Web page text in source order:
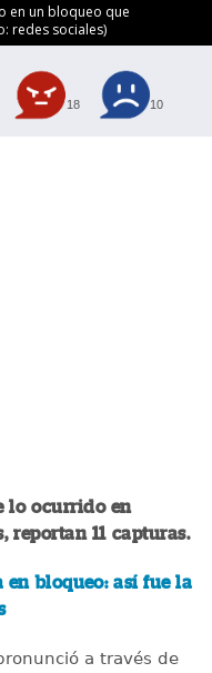
en un bloqueo que
redes sociales)
18 10
lo ocurrido en
reportan 11 capturas.
en bloqueo: así fue la
a través de